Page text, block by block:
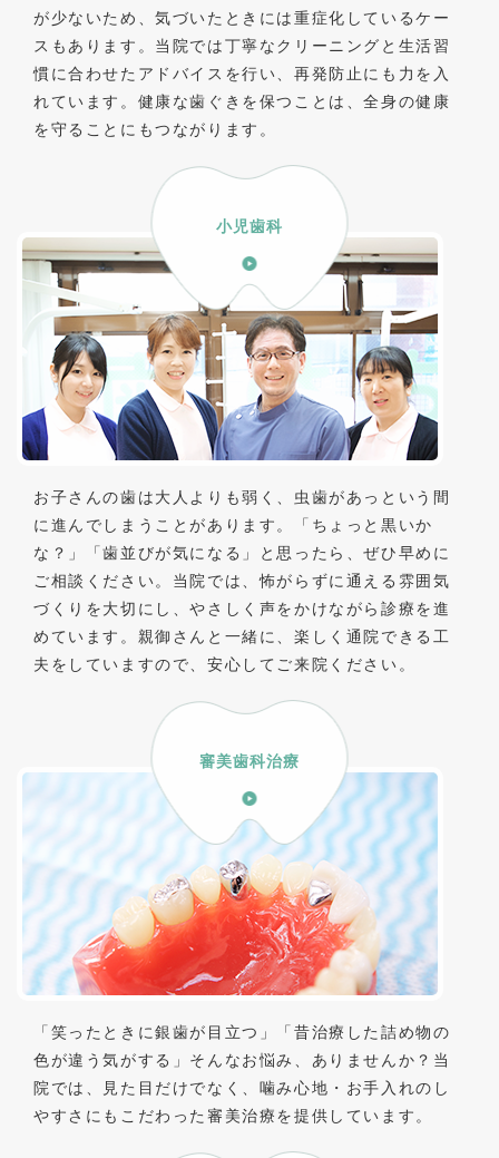
が少ないため、気づいたときには重症化しているケー
スもあります。当院では丁寧なクリーニングと生活習
慣に合わせたアドバイスを行い、再発防止にも力を入
れています。健康な歯ぐきを保つことは、全身の健康
を守ることにもつながります。
小児歯科
お子さんの歯は大人よりも弱く、虫歯があっという間
に進んでしまうことがあります。「ちょっと黒いか
な？」「歯並びが気になる」と思ったら、ぜひ早めに
ご相談ください。当院では、怖がらずに通える雰囲気
づくりを大切にし、やさしく声をかけながら診療を進
めています。親御さんと一緒に、楽しく通院できる工
夫をしていますので、安心してご来院ください。
審美歯科治療
「笑ったときに銀歯が目立つ」「昔治療した詰め物の
色が違う気がする」そんなお悩み、ありませんか？当
院では、見た目だけでなく、噛み心地・お手入れのし
やすさにもこだわった審美治療を提供しています。